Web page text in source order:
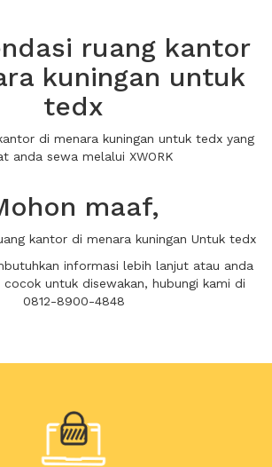
ruang kantor
kuningan untuk
tedx
di menara kuningan untuk tedx yang
anda sewa melalui XWORK
maaf,
kantor di menara kuningan Untuk tedx
informasi lebih lanjut atau anda
cocok untuk disewakan, hubungi kami di
0812-8900-4848